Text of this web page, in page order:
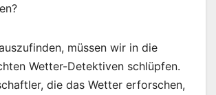
müssen wir in die
Wetter-Detektiven schlüpfen.
die das Wetter erforschen,